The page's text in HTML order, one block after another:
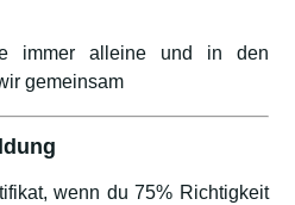
immer alleine und in den
gemeinsam
wenn du 75% Richtigkeit